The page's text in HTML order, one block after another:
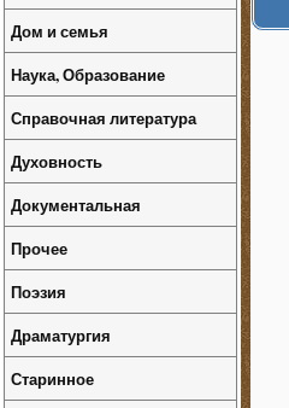
Дом и семья
Наука, Образование
Справочная литература
Духовность
Документальная
Прочее
Поэзия
Драматургия
Старинное